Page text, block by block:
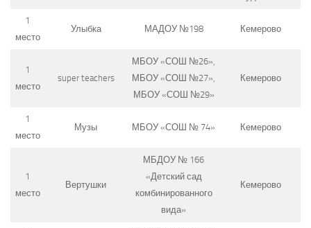
1
место
Улыбка МАДОУ №198 Кемерово
1
место
super teachers
МБОУ «СОШ №26»,
МБОУ «СОШ №27»,
МБОУ «СОШ №29»
Кемерово
1
место
Музы МБОУ «СОШ № 74» Кемерово
1
место
Вертушки
МБДОУ № 166
«Детский сад
комбинированного
вида»
Кемерово